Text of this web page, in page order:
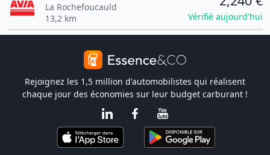
La Rochefoucauld
13,2 km
Vérifié aujourd'hui
Rejoignez les 1,5 million d'automobilistes qui réalisent
chaque jour des économies sur leur budget carburant !